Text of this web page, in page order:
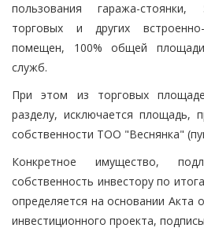
пользования гаража-
торговых и других
помещен, 100% общей
служб.
При этом из торговых
разделу, исключается площадь,
собственности ТОО "Веснянка"
Конкретное имущество,
собственность инвестору по
определяется на основании Акта
инвестиционного проекта,